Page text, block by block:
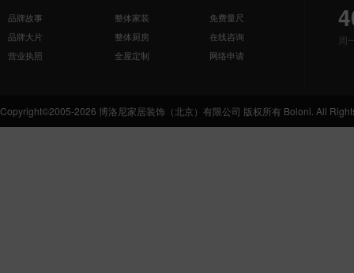
品牌故事
品牌大片
营业执照
整体家装
整体厨房
全屋定制
免费量尺
在线咨询
网络申请
周
Copyright©2005-2026 博洛尼家居装饰（北京）有限公司 版权所有 Boloni. All